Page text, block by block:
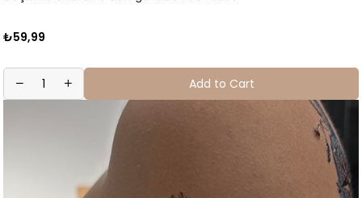
₺59,99
Add to Cart